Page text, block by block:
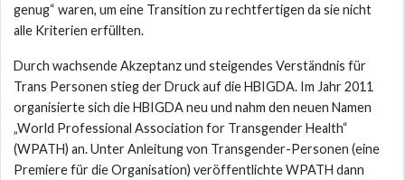
genug“ waren, um eine Transition zu rechtfertigen da sie nicht
alle Kriterien erfüllten.
Durch wachsende Akzeptanz und steigendes Verständnis für
Trans Personen stieg der Druck auf die HBIGDA. Im Jahr 2011
organisierte sich die HBIGDA neu und nahm den neuen Namen
„World Professional Association for Transgender Health“
(WPATH) an. Unter Anleitung von Transgender-Personen (eine
Premiere für die Organisation) veröffentlichte WPATH dann